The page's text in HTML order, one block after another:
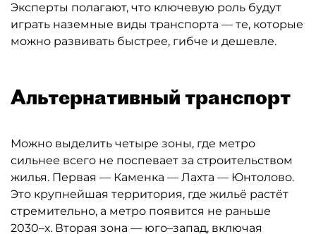
Эксперты полагают, что ключевую роль будут
играть наземные виды транспорта — те, которые
можно развивать быстрее, гибче и дешевле.
Альтернативный транспорт
Можно выделить четыре зоны, где метро
сильнее всего не поспевает за строительством
жилья. Первая — Каменка — Лахта — Юнтолово.
Это крупнейшая территория, где жильё растёт
стремительно, а метро появится не раньше
2030–х. Вторая зона — юго–запад, включая